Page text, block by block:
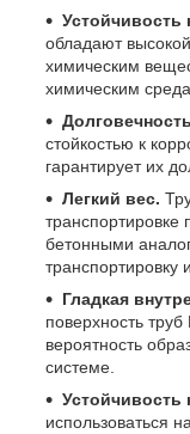
Устойчивость
обладают
химическим
химическим
стойкостью к
гарантирует их
Легкий вес.
бетонными
транспортировку
Гладкая
поверхность
вероятность
системе.
Устойчивость
использоваться